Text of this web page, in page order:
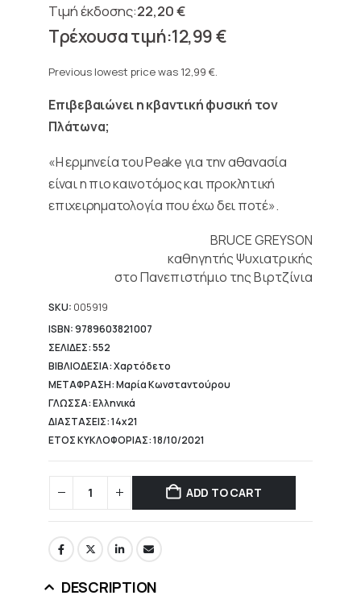
22,20€
Original
price
22,20 €.
12,99€
price
12,99 €.
Previous lowest price was 12,99 €.
Επιβεβαιώνει η κβαντική φυσική τον
Πλάτωνα;
«Η ερμηνεία του Peake για την αθανασία
είναι η πιο καινοτόμος και προκλητική
επιχειρηματολογία που έχω δει ποτέ».
BRUCE GREYSON
καθηγητής Ψυχιατρικής
στο Πανεπιστήμιο της Βιρτζίνια
SKU: 005919
ISBN: 9789603821007
ΣΕΛΙΔΕΣ: 552
ΒΙΒΛΙΟΔΕΣΙΑ: Χαρτόδετο
ΜΕΤΑΦΡΑΣΗ: Μαρία Κωνσταντούρου
ΓΛΩΣΣΑ: Ελληνικά
ΔΙΑΣΤΑΣΕΙΣ: 14x21
ΕΤΟΣ ΚΥΚΛΟΦΟΡΙΑΣ: 18/10/2021
ADD TO CART
DESCRIPTION